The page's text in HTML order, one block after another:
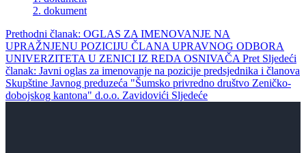
2. dokument
Prethodni članak: OGLAS ZA IMENOVANJE NA
UPRAŽNJENU POZICIJU ČLANA UPRAVNOG ODBORA
UNIVERZITETA U ZENICI IZ REDA OSNIVAČA Pret Sljedeći
članak: Javni oglas za imenovanje na pozicije predsjednika i članova
Skupštine Javnog preduzeća "Šumsko privredno društvo Zeničko-
dobojskog kantona" d.o.o. Zavidovići Sljedeće